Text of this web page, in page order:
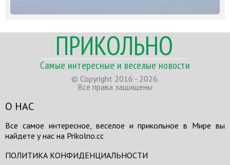
ПРИКОЛЬНО
Самые интересные и веселые новости
© Copyright 2016 - 2026.
Все права защищены
О НАС
Все самое интересное, веселое и прикольное в Мире вы
найдете у нас на Prikolno.cc
ПОЛИТИКА КОНФИДЕНЦИАЛЬНОСТИ